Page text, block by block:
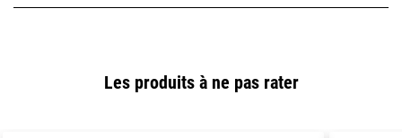
Les produits à ne pas rater